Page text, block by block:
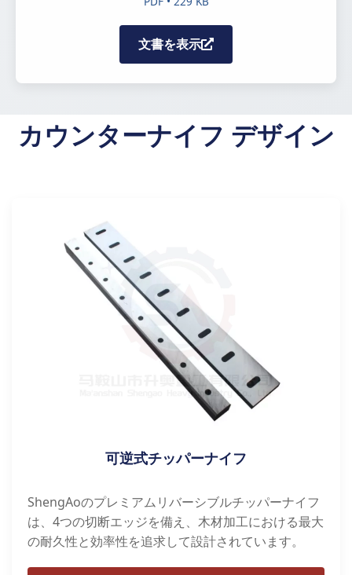
文書を表示
カウンターナイフ デザイン
可逆式チッパーナイフ
ShengAoのプレミアムリバーシブルチッパーナイフ
は、4つの切断エッジを備え、木材加工における最大
の耐久性と効率性を追求して設計されています。